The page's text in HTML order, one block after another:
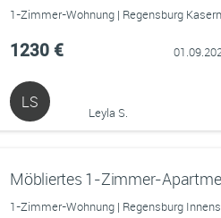
1-Zimmer-Wohnung | Regensburg
1230 €
LS
Leyla S.
1-Zimmer-Wohnung | Regensburg